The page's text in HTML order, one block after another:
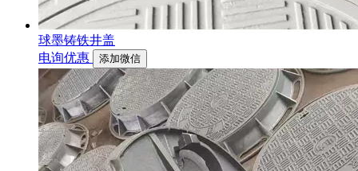
球墨铸铁井盖
电询优惠
添加微信